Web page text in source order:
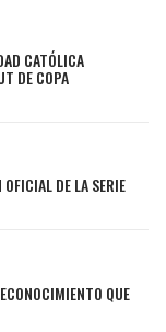
CATÓLICA
DE COPA
DE LA SERIE
QUE